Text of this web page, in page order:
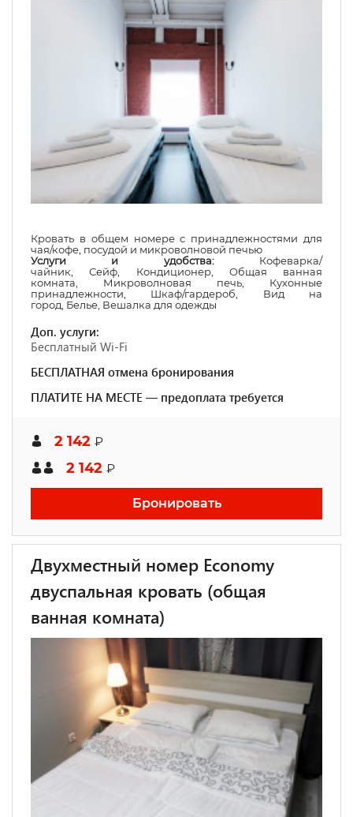
Кровать в общем номере с принадлежностями для
чая/кофе, посудой и микроволновой печью
Услуги и удобства: Кофеварка/
чайник ,Сейф Кондиционер, Общая ванная
комната
Микроволновая печь
Кухонные
принадлежности
Шкаф/гардероб
Вид на
город Белье Вешалка для одежды
Доп. услуги:
Бесплатный Wi-Fi
БЕСПЛАТНАЯ отмена бронирования
ПЛАТИТЕ НА МЕСТЕ — предоплата требуется
2 142 ₽
2 142 ₽
Бронировать
Двухместный номер Economy
двуспальная кровать (общая
ванная комната)